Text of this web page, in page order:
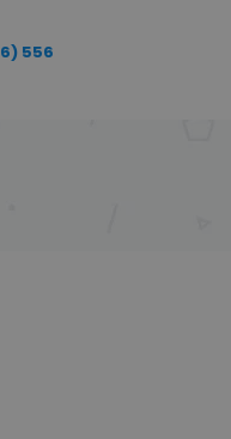
556